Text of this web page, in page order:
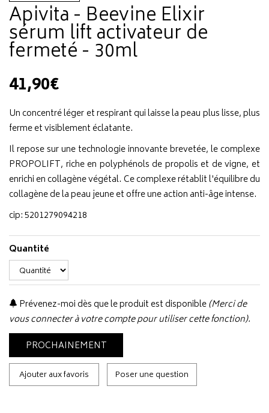
Apivita - Beevine Elixir
sérum lift activateur de
fermeté - 30ml
41,90€
Un concentré léger et respirant qui laisse la peau plus lisse, plus
ferme et visiblement éclatante.
Il repose sur une technologie innovante brevetée, le complexe
PROPOLIFT, riche en polyphénols de propolis et de vigne, et
enrichi en collagène végétal. Ce complexe rétablit l'équilibre du
collagène de la peau jeune et offre une action anti-âge intense.
cip: 5201279094218
Quantité
Prévenez-moi dès que le produit est disponible(Merci de
vous connecter à votre compte pour utiliser cette fonction).
PROCHAINEMENT
Ajouter aux favoris Poser une question